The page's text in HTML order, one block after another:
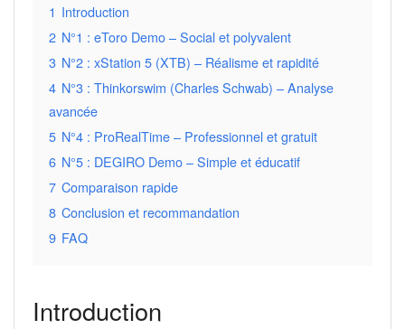
1 Introduction
2 N°1 : eToro Demo – Social et polyvalent
3 N°2 : xStation 5 (XTB) – Réalisme et rapidité
4 N°3 : Thinkorswim (Charles Schwab) – Analyse
avancée
5 N°4 : ProRealTime – Professionnel et gratuit
6 N°5 : DEGIRO Demo – Simple et éducatif
7 Comparaison rapide
8 Conclusion et recommandation
9 FAQ
Introduction